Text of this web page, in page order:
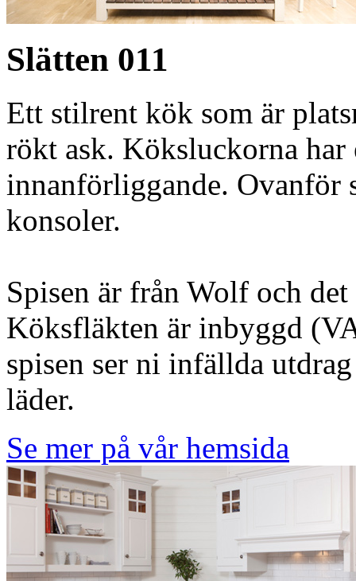
Slätten 011
Ett stilrent kök som är
rökt ask. Köksluckorna har
innanförliggande. Ovanför
konsoler.
Spisen är från Wolf och
Köksfläkten är inbyggd
spisen ser ni infällda
läder.
Se mer på vår hemsida